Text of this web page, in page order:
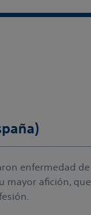
enfermedad de
mayor afición, que